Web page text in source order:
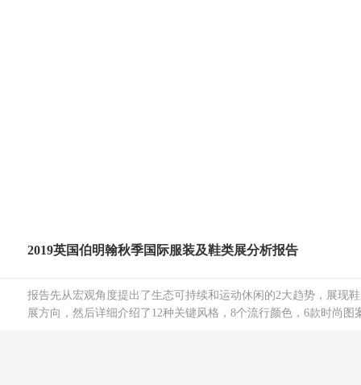
2019英国伯明翰秋季国际服装及鞋类展分析报告
报告先从宏观角度提出了生态可持续和运动休闲的2大趋势，展现
展方向，然后详细介绍了12种关键风格，8个流行颜色，6款时尚图